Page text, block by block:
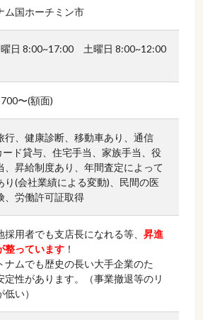
ム国ホーチミン市
曜日 8:00~17:00 土曜日 8:00~12:00
〜(額面)
行、健康診断、移動車あり、通信
ード貸与、住宅手当、家族手当、役
、昇給制度あり、年間査定によって
り(会社業績による変動)、民間の医
、労働許可証取得
採用者でも支店長になれる等、 昇進
整っています！
ナムでも歴史の長い大手企業のた
定性があります。（事業撤退等のリ
低い）